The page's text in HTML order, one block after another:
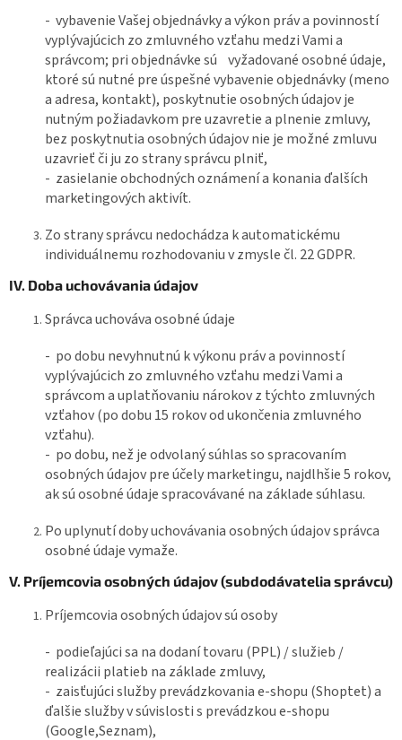
- vybavenie Vašej objednávky a výkon práv a povinností
vyplývajúcich zo zmluvného vzťahu medzi Vami a
správcom; pri objednávke sú vyžadované osobnéúdaje,
ktoré sú nutné pre úspešné vybavenie objednávky (meno
a adresa, kontakt), poskytnutie osobných údajov je
nutným požiadavkom pre uzavretie a plnenie zmluvy,
bez poskytnutia osobných údajov nie je možné zmluvu
uzavrieť či ju zo strany správcu plniť,
- zasielanie obchodných oznámení a konania ďalších
marketingových aktivít.
Zo strany správcu nedochádza k automatickému
individuálnemu rozhodovaniu v zmysle čl. 22 GDPR.
IV. Doba uchovávania údajov
Správca uchováva osobné údaje
- po dobu nevyhnutnú k výkonu práv a povinností
vyplývajúcich zo zmluvného vzťahu medzi Vami a
správcom a uplatňovaniu nárokov z týchto zmluvných
vzťahov (po dobu 15 rokov od ukončenia zmluvného
vzťahu).
- po dobu, než je odvolaný súhlas so spracovaním
osobných údajov pre účely marketingu, najdlhšie 5 rokov,
ak sú osobné údaje spracovávané na základesúhlasu.
Po uplynutí doby uchovávania osobných údajov správca
osobné údaje vymaže.
V. Príjemcovia osobných údajov (subdodávatelia správcu)
Príjemcovia osobných údajov sú osoby
- podieľajúci sa na dodaní tovaru (PPL) / služieb /
realizácii platieb na základe zmluvy,
- zaisťujúci služby prevádzkovania e-shopu (Shoptet) a
ďalšie služby v súvislosti s prevádzkou e-shopu
(Google,Seznam),